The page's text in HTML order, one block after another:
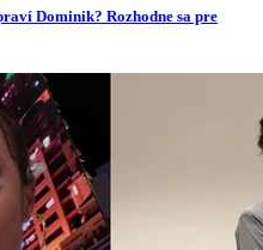
Dominik? Rozhodne sa pre